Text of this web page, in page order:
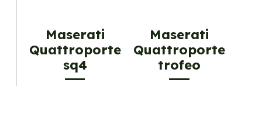
Maserati
Quattroporte
sq4
Maserati
Quattroporte
trofeo